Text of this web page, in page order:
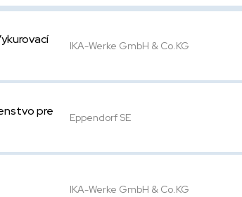
IKA-Werke GmbH & Co.KG
pre
Eppendorf SE
IKA-Werke GmbH & Co.KG